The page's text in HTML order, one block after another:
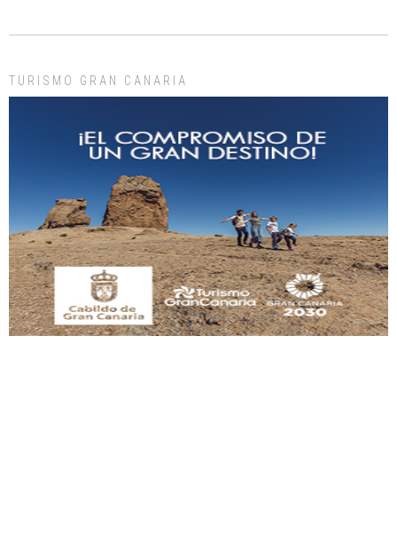
días, ella incluida...
Gato manso encontrado
Este gato macho ha aparecido en la calle hace menos de un mes, es muy
manso y extremadamente cari...
Leales.org » Gran Canaria | 9.7.2025
TURISMO GRAN CANARIA